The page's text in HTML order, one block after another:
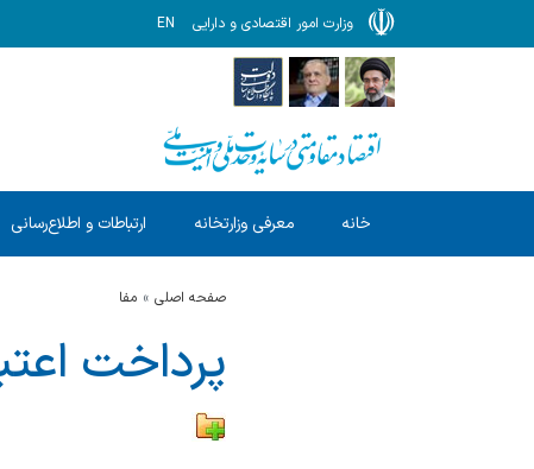
وزارت امور اقتصادی و دارایی EN
خانه معرفی وزارتخانه ارتباطات و اطلاع‌رسانی
صفحه اصلی مفا
پرداخت‌